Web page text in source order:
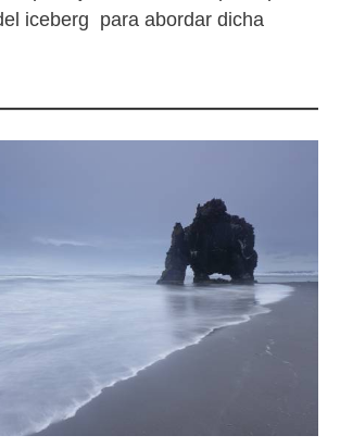
iceberg para abordar dicha